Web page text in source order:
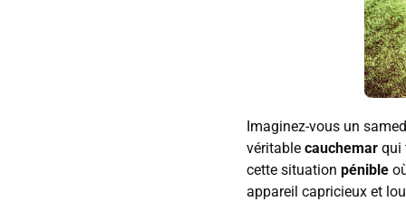
Imaginez-vous un
véritable cauchemar qui
cette situation pénible
appareil capricieux et